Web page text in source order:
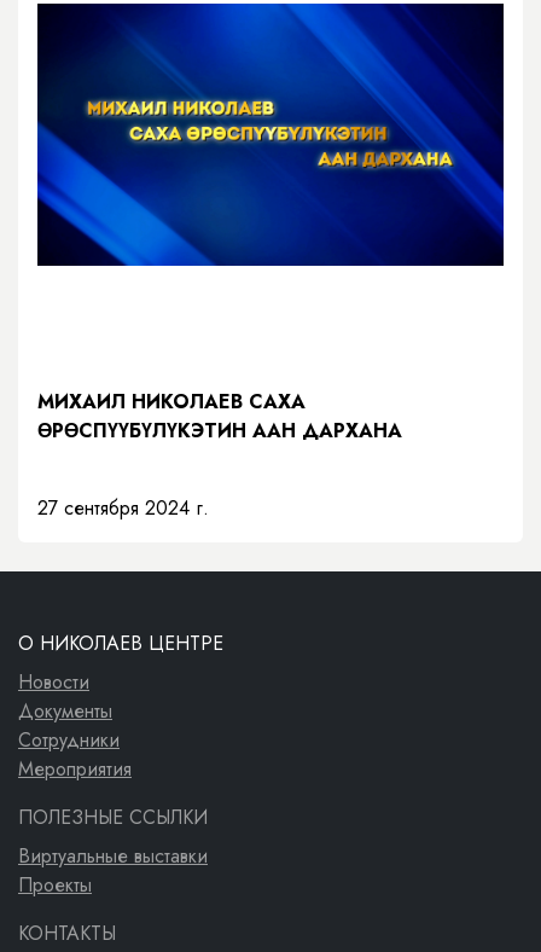
МИХАИЛ НИКОЛАЕВ САХА
ӨРӨСПҮҮБҮЛҮКЭТИН ААН ДАРХАНА
27 сентября 2024 г.
О НИКОЛАЕВ ЦЕНТРЕ
Новости
Документы
Сотрудники
Мероприятия
ПОЛЕЗНЫЕ ССЫЛКИ
Виртуальные выставки
Проекты
КОНТАКТЫ